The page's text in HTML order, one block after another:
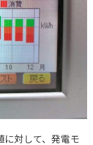
に対して、発電モ